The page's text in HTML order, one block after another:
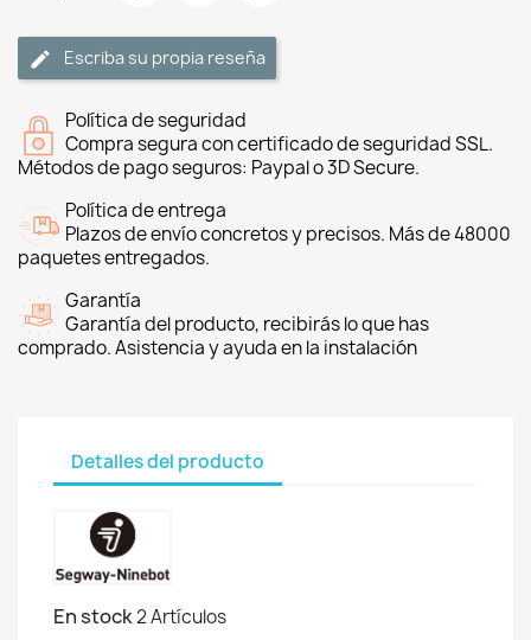
Escriba su propia reseña
Política de seguridad
Compra segura con certificado de seguridad SSL.
Métodos de pago seguros: Paypal o 3D Secure.
Política de entrega
Plazos de envío concretos y precisos. Más de 48000
paquetes entregados.
Garantía
Garantía del producto, recibirás lo que has
comprado. Asistencia y ayuda en la instalación
Detalles del producto
En stock2 Artículos